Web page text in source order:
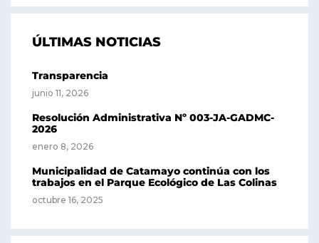
ÚLTIMAS NOTICIAS
Transparencia
junio 11, 2026
Resolución Administrativa Nº 003-JA-GADMC-
2026
enero 8, 2026
Municipalidad de Catamayo continúa con los
trabajos en el Parque Ecológico de Las Colinas
octubre 16, 2025